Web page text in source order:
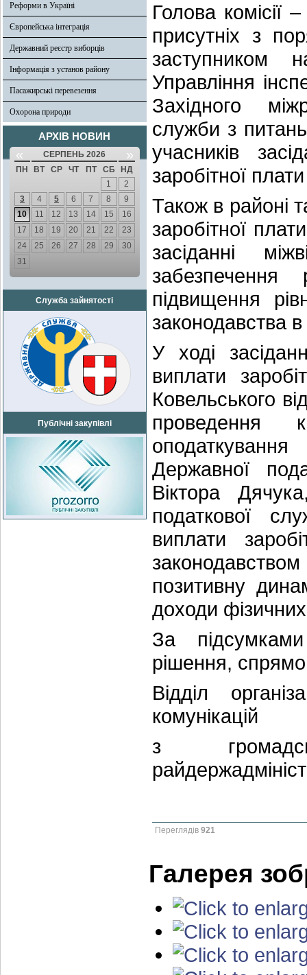
Реформи в Україні
Європейська інтеграція
Державний реєстр виборців
Інформація з установ району
Пасажирські перевезення
Охорона природи
АРХІВ НОВИН
« СЕРПЕНЬ 2026 »
ПН ВТ СР ЧТ ПТ СБ
НД
1
2
3
4 5 6 7 8
9
10
11 12 13 14 15
16
17
18 19 20 21 22
23
24
25 26 27 28 29
30
31
Служба зайнятості
Публічні закупівлі
Голова комісії
присутніх з
заступником
Управління
Західного
служби з
учасників
заробітної
Також в районі
заробітної
засіданні
забезпечення
підвищення
законодавства в
У ході
виплати
Ковельського
проведення
Державної
Віктора
податкової
виплати
позитивну
доходи
За
рішення,
Відділ
комунікацій
з
Переглядів 921
Галерея